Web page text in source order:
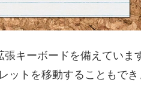
キーボードを備えていま
ットを移動することもでき